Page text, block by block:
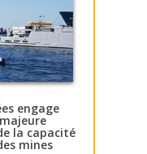
engage
la capacité
mines